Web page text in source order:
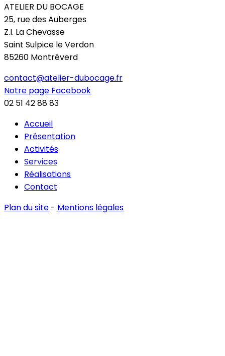
ATELIER DU BOCAGE
25, rue des Auberges
Z.I. La Chevasse
Saint Sulpice le Verdon
85260 Montréverd
contact@atelier-dubocage.fr
Notre page Facebook
02 51 42 88 83
Accueil
Présentation
Activités
Services
Réalisations
Contact
Plan du site - Mentions légales